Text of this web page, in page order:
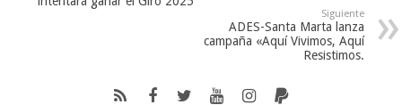
Siguiente
ADES-Santa Marta lanza
campaña «Aquí Vivimos, Aquí
Resistimos.